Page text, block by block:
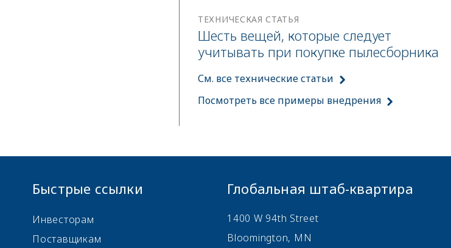
ТЕХНИЧЕСКАЯ СТАТЬЯ
Шесть вещей, которые следует
учитывать при покупке пылесборника
См. все технические статьи
Посмотреть все примеры внедрения
Быстрые ссылки
Инвесторам
Поставщикам
Глобальная штаб-квартира
1400 W 94th Street
Bloomington, MN